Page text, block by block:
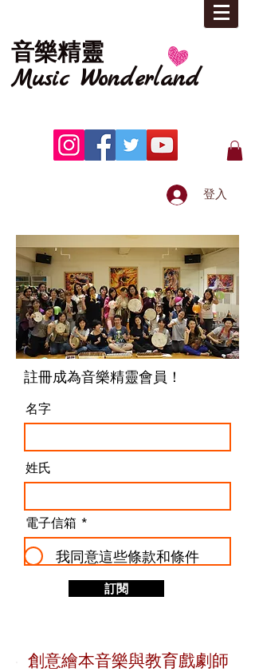
音樂精靈
Music Wonderland
登入
​註冊成為音樂精靈會員！
名字
姓氏
電子信箱
我同意這些條款和條件
訂閱
創意繪本音樂與教育戲劇師